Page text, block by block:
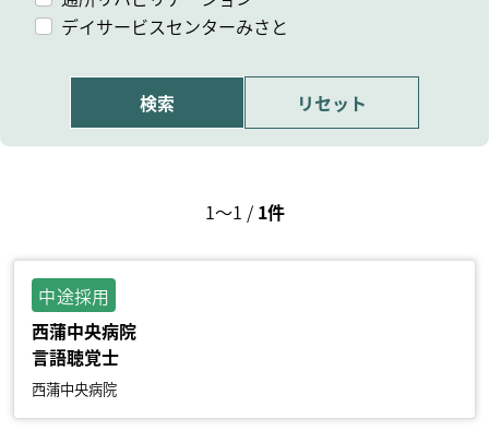
デイサービスセンターみさと
1～1 / 1件
中途採用
西蒲中央病院
言語聴覚士
西蒲中央病院